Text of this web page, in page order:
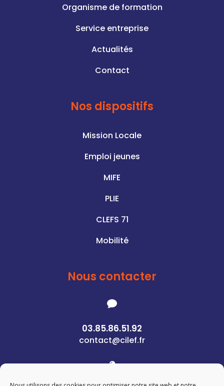
Organisme de formation
Service entreprise
Actualités
Contact
Nos dispositifs
Mission Locale
Emploi jeunes
MIFE
PLIE
CLEFS 71
Mobilité
Nous contacter

03.85.86.51.92
contact@cilef.fr
